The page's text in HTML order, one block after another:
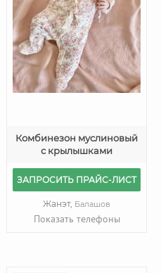
Комбинезон муслиновый
с крылышками
ЗАПРОСИТЬ ПРАЙС-ЛИСТ
Жанэт, Балашов
Показать телефоны